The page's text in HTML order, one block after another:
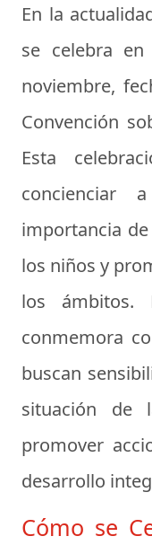
En la
se celebra
noviembre,
Convención
Esta
concienciar
importancia
los niños y
los ámbitos.
conmemora
buscan
situación
promover
desarrollo
Cómo se